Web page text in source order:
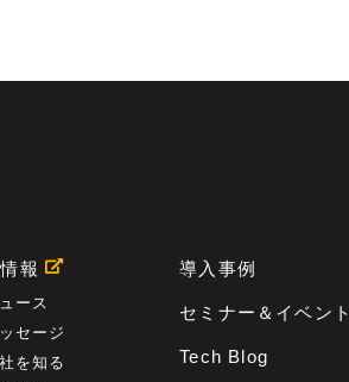
報
ース
セージ
を知る
導入事例
セミナー＆イベント
Tech Blog